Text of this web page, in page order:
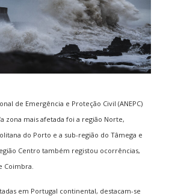
de Emergência e Proteção Civil (ANEPC)
zona mais afetada foi a região Norte,
do Porto e a sub-região do Tâmega e
Centro também registou ocorrências,
em Portugal continental, destacam-se